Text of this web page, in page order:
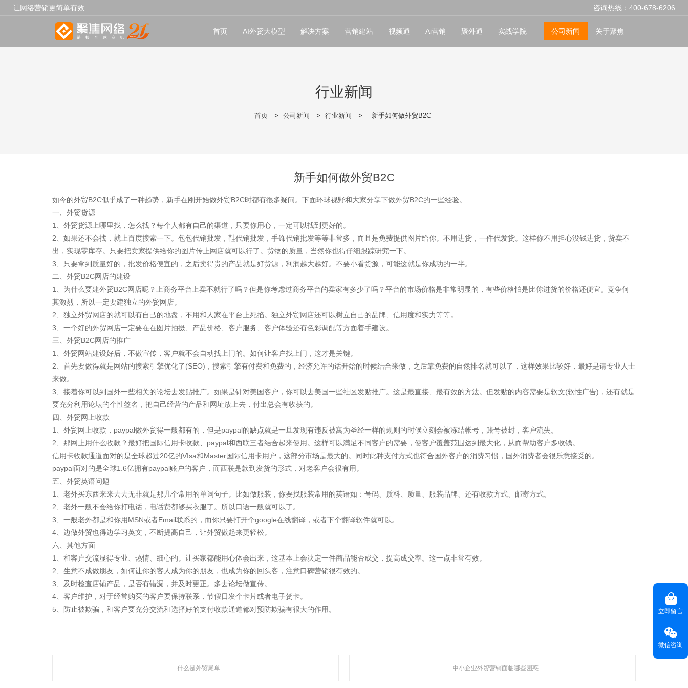
咨询热线：400-678-6206
让网络营销更简单有效
首页 AI外贸大模型 解决方案 营销建站 视频通 Ai营销 聚外通 实战学院 公司新闻 关于聚焦
行业新闻
首页 > 公司新闻 > 行业新闻 > 新手如何做外贸B2C
新手如何做外贸B2C
如今的外贸B2C似乎成了一种趋势，新手在刚开始做外贸B2C时都有很多疑问。下面环球视野和大家分享下做外贸B2C的一些经验。
一、外贸货源
1、外贸货源上哪里找，怎么找？每个人都有自己的渠道，只要你用心，一定可以找到更好的。
2、如果还不会找，就上百度搜索一下。包包代销批发，鞋代销批发，手饰代销批发等等非常多，而且是免费提供图片给你。不用进货，一件代发货。这样你不用担心没钱进货，货卖不
出，实现零库存。只要把卖家提供给你的图片传上网店就可以行了。货物的质量，当然你也得仔细跟踪研究一下。
3、只要拿到质量好的，批发价格便宜的，之后卖得贵的产品就是好货源，利润越大越好。不要小看货源，可能这就是你成功的一半。
二、外贸B2C网店的建设
1、为什么要建外贸B2C网店呢？上商务平台上卖不就行了吗？但是你考虑过商务平台的卖家有多少了吗？平台的市场价格是非常明显的，有些价格怕是比你进货的价格还便宜。竞争何
其激烈，所以一定要建独立的外贸网店。
2、独立外贸网店的就可以有自己的地盘，不用和人家在平台上死掐。独立外贸网店还可以树立自己的品牌、信用度和实力等等。
3、一个好的外贸网店一定要在在图片拍摄、产品价格、客户服务、客户体验还有色彩调配等方面着手建设。
三、外贸B2C网店的推广
1、外贸网站建设好后，不做宣传，客户就不会自动找上门的。如何让客户找上门，这才是关键。
2、首先要做得就是网站的搜索引擎优化了(SEO)，搜索引擎有付费和免费的，经济允许的话开始的时候结合来做，之后靠免费的自然排名就可以了，这样效果比较好，最好是请专业人士
来做。
3、接着你可以到国外一些相关的论坛去发贴推广。如果是针对美国客户，你可以去美国一些社区发贴推广。这是最直接、最有效的方法。但发贴的内容需要是软文(软性广告)，还有就是
要充分利用论坛的个性签名，把自己经营的产品和网址放上去，付出总会有收获的。
四、外贸网上收款
1、外贸网上收款，paypal做外贸得一般都有的，但是paypal的缺点就是一旦发现有违反被寓为圣经一样的规则的时候立刻会被冻结帐号，账号被封，客户流失。
2、那网上用什么收款？最好把国际信用卡收款、paypal和西联三者结合起来使用。这样可以满足不同客户的需要，使客户覆盖范围达到最大化，从而帮助客户多收钱。
信用卡收款通道面对的是全球超过20亿的VIsa和Master国际信用卡用户，这部分市场是最大的。同时此种支付方式也符合国外客户的消费习惯，国外消费者会很乐意接受的。
paypal面对的是全球1.6亿拥有paypal账户的客户，而西联是款到发货的形式，对老客户会很有用。
五、外贸英语问题
1、老外买东西来来去去无非就是那几个常用的单词句子。比如做服装，你要找服装常用的英语如：号码、质料、质量、服装品牌、还有收款方式、邮寄方式。
2、老外一般不会给你打电话，电话费都够买衣服了。所以口语一般就可以了。
3、一般老外都是和你用MSN或者Email联系的，而你只要打开个google在线翻译，或者下个翻译软件就可以。
4、边做外贸也得边学习英文，不断提高自己，让外贸做起来更轻松。
六、其他方面
1、和客户交流显得专业、热情、细心的。让买家都能用心体会出来，这基本上会决定一件商品能否成交，提高成交率。这一点非常有效。
2、生意不成做朋友，如何让你的客人成为你的朋友，也成为你的回头客，注意口碑营销很有效的。
3、及时检查店铺产品，是否有错漏，并及时更正。多去论坛做宣传。
4、客户维护，对于经常购买的客户要保持联系，节假日发个卡片或者电子贺卡。
5、防止被欺骗，和客户要充分交流和选择好的支付收款通道都对预防欺骗有很大的作用。
什么是外贸尾单 中小企业外贸营销面临哪些困惑
聚焦网络
聚焦网络以“让网络营销更简单有效”为使命，深入人工智能自然语言处理、机器学习、数据挖掘 等技术领域，
研发了国内知名的人工智能自动化营销系统，凭借着上线快、效果好、功能强大、高性价比的特点，成为了越来越 多企业的首选。
关于聚焦
广州聚焦网络技术有限公司作为国内知名人工智能营销机
构，是一家集技术研发与网络营销服务为一体的创新型高新
走近聚焦
号国美智慧城西塔13楼全层
立即留言
微信咨询